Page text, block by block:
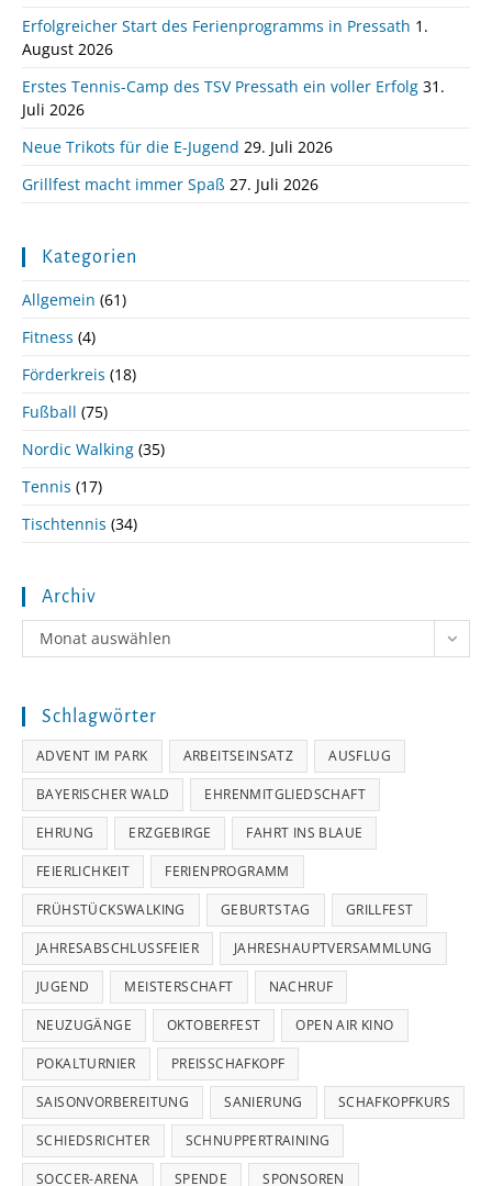
Erfolgreicher Start des Ferienprogramms in Pressath 1.
August 2026
Erstes Tennis-Camp des TSV Pressath ein voller Erfolg 31.
Juli 2026
Neue Trikots für die E-Jugend 29. Juli 2026
Grillfest macht immer Spaß 27. Juli 2026
Kategorien
Allgemein (61)
Fitness (4)
Förderkreis (18)
Fußball (75)
Nordic Walking (35)
Tennis (17)
Tischtennis (34)
Archiv
Archiv
Monat auswählen
Schlagwörter
ADVENT IM PARK ARBEITSEINSATZ AUSFLUG
BAYERISCHER WALD EHRENMITGLIEDSCHAFT
EHRUNG ERZGEBIRGE FAHRT INS BLAUE
FEIERLICHKEIT FERIENPROGRAMM
FRÜHSTÜCKSWALKING GEBURTSTAG GRILLFEST
JAHRESABSCHLUSSFEIER JAHRESHAUPTVERSAMMLUNG
JUGEND MEISTERSCHAFT NACHRUF
NEUZUGÄNGE OKTOBERFEST OPEN AIR KINO
POKALTURNIER PREISSCHAFKOPF
SAISONVORBEREITUNG SANIERUNG SCHAFKOPFKURS
SCHIEDSRICHTER SCHNUPPERTRAINING
SOCCER-ARENA SPENDE SPONSOREN